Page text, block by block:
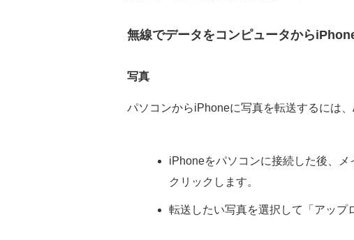
無線でデータをコンピュータから
写真
パソコンからiPhoneに写真を転送するには
iPhoneをパソコンに接続した後、
クリックします。
転送したい写真を選択して「アップ